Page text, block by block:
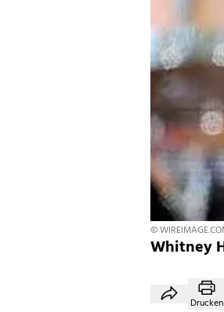
©
Whitney
Drucken